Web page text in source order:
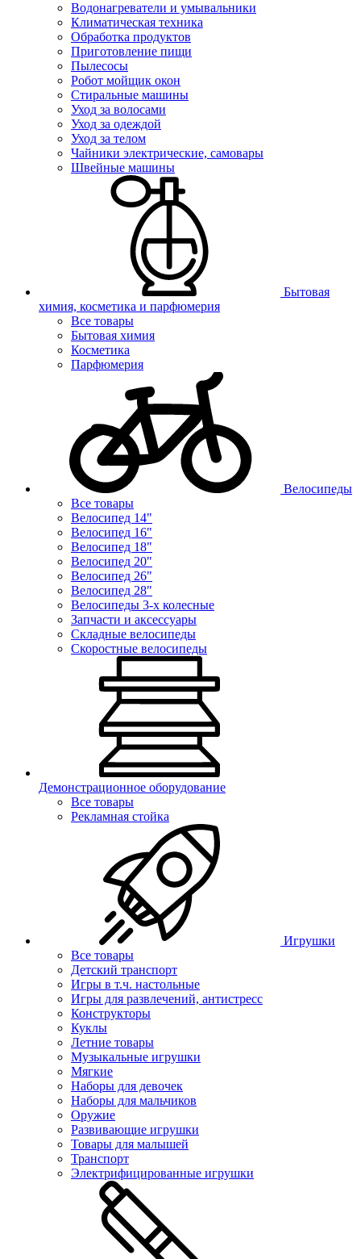
Водонагреватели и умывальники
Климатическая техника
Обработка продуктов
Приготовление пищи
Пылесосы
Робот мойщик окон
Стиральные машины
Уход за волосами
Уход за одеждой
Уход за телом
Чайники электрические, самовары
Швейные машины
Бытовая
химия, косметика и парфюмерия
Все товары
Бытовая химия
Косметика
Парфюмерия
Велосипеды
Все товары
Велосипед 14"
Велосипед 16"
Велосипед 18"
Велосипед 20"
Велосипед 26"
Велосипед 28"
Велосипеды 3-х колесные
Запчасти и аксессуары
Складные велосипеды
Скоростные велосипеды
Демонстрационное оборудование
Все товары
Рекламная стойка
Игрушки
Все товары
Детский транспорт
Игры в т.ч. настольные
Игры для развлечений, антистресс
Конструкторы
Куклы
Летние товары
Музыкальные игрушки
Мягкие
Наборы для девочек
Наборы для мальчиков
Оружие
Развивающие игрушки
Товары для малышей
Транспорт
Электрифицированные игрушки